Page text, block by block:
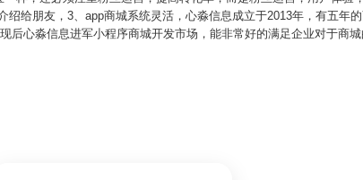
给朋友，3、app商城系统灵活，心淼信息成立于2013年，有五年
后心淼信息进军小程序商城开发市场，能非常好的满足企业对于商城